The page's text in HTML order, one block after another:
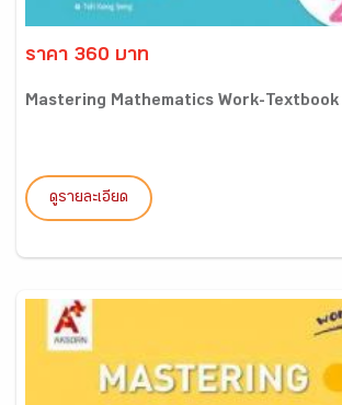
ราคา 360 บาท
Mastering Mathematics Work-Textbook
ดูรายละเอียด